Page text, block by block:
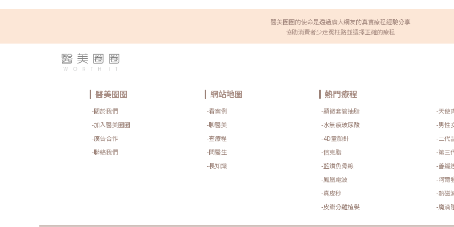
嘴型，主要是透過注射唇珠來突顯弧度，同時微調唇角、唇峰等細節，讓形狀更加精緻完
美。因此，在接受療程前務必提前與醫生仔細溝通，共同決定最適合自己的方式。玻尿酸
豐唇後遺症與副作用有哪些？大部分人在玻尿酸豐唇後，可能會出現短暫性紅腫、瘀青、
輕微腫脹，通常在5天內漸漸消退。由於玻尿酸可被人體自然分解代謝，發生嚴重副作用的
機率極低。如果術後有異常疼痛、持續腫脹等狀況，應儘速回診請醫師評估。玻尿酸豐唇
問題。因此要選擇正規的診所、安全的玻尿酸品牌以及可信賴的醫師。同時，注射後的保
養也是非常重要環節，能夠大幅降低失敗機率，使恢復期縮短，讓你輕鬆擁有性感唇型。
溫和的洗臉產品清潔注射部位，唇部周圍也應維持乾爽。療程後2天內，避免塗抹藥膏、乳
霜或彩妝品。 術後可在唇部周圍進行冰敷約5至10分鐘，有利於緩解腫脹和發熱的情況。
玻尿酸豐唇需要多久打一次？通常建議在同個部位注射後，需等待1個月左右再執行下一次
療程。但是否能夠進行注射也會受到皮膚彈性和可注射空間等因素的影響。如果使用的是
大分子玻尿酸，具有出色的支撐性和足夠的彈性，能夠維持效果長達18至24個月，甚至更
長時間，維持時間也會視個人體質而定。玻尿酸豐唇術後多久能上妝？一般來說，接受玻
尿酸填補術後的12小時，就可以上妝了。但是在選擇化妝品時，應避免使用含有美白、酒
精等刺激性成分的產品。另外，在日常保養方面，建議多使用護唇膏，讓嘴唇得到充分滋
潤，讓唇部能更為出色。延伸閱讀：擁有性感翹唇必讀！ 豐唇價格與效果大比拼 玻尿酸豐
唇常見問題 Q&AQ1. 玻尿酸豐唇會變成香腸嘴嗎？A：只要由經驗豐富的醫師操作，並採用
適當的劑量與分層注射技術，出現「香腸嘴」的機率極低。選擇合格的診所與專業醫師是
關鍵。​Q2. 哪些人不適合進行玻尿酸豐唇？A：懷孕或哺乳中的女性、嚴重過敏體質者、唇
部有感染或皮膚疾病的人不建議施打。術前應與醫師詳細討論自身狀況。​Q3. 玻尿酸豐唇可
以和電音波等能量型療程一起做嗎？A：玻尿酸豐唇可以和某些能量型療程（如電音波、音
波拉提、皮秒雷射）一起規劃，但不建議同一天在同一部位同時進行。電音波屬於高能量
緊緻療程，理論上不會直接破壞已注射的玻尿酸，但可能因熱效應、組織變化影響效果持
效果。即便是同樣的飛梭雷射，
師和施打方式會直接影響治療的
不同。因此杰膚美診所都會建議
至大概需要幾次、每次治療的效
場諮詢，根據自己疤痕的類型，
式較為激烈，治療過程通常會帶
應。而且，這類治療的色素沉澱
難度較高，醫師的經驗對效果影
統磨皮雷射的價格通常在每次1-
飛梭雷射(點狀破壞)飛梭雷射是
未受破壞的皮膚，形成像「島狀
因為這樣的治療機制，往往需
者通常可以看到明顯的改善，
皮的治療效果。這也代表著需要
射的價格依治療範圍而異，局部
約在1萬到2萬之間。非汽化式飛
輕滾動在皮膚上，將能量傳遞
白增生與重組，幫助改善凹痘
痂，只有少許的細微屑屑。此外
有很好的效果。非汽化式飛梭雷
醫美圈圈的使命是透過廣大網友的真實療程經驗分享
協助消費者少走冤枉路並選擇正確的療程
醫美圈圈
-關於我們
-加入醫美圈圈
-廣告合作
-聯絡我們
網站地圖
-看案例
-聊醫美
-查療程
-問醫生
-長知識
熱門療程
-顯微套管抽脂
-天使
-水無痕玻尿酸
-男性
-4D童顏針
-二代
-倍克脂
-第三
-藍鑽魚骨線
-善纖
-鳳凰電波
-阿爾
-真皮秒
-熱磁
-皮瓣分離植髮
-魔滴